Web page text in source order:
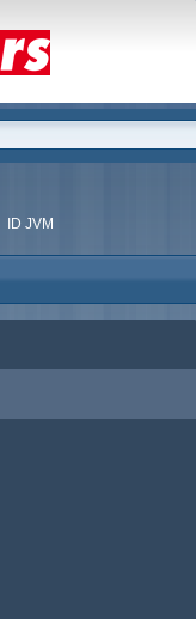
ID JVM